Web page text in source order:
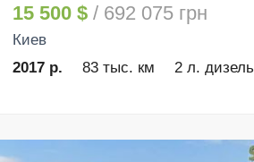
15 500 $ / 692 075 грн
Киев
2017 р.
83 тыс. км 2 л. дизель